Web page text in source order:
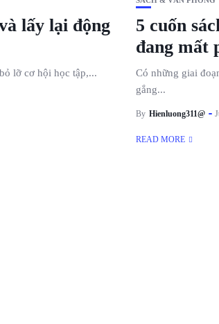
lấy lại động
lỡ cơ hội học tập,...
5 cuốn
đang mất
Có những giai
gắng...
By Hienluong311@
READ MORE